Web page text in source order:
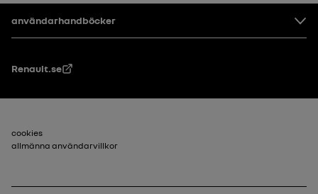
Footer
användarhandböcker
Renault.se
Sidfot_2
cookies
allmänna användarvillkor